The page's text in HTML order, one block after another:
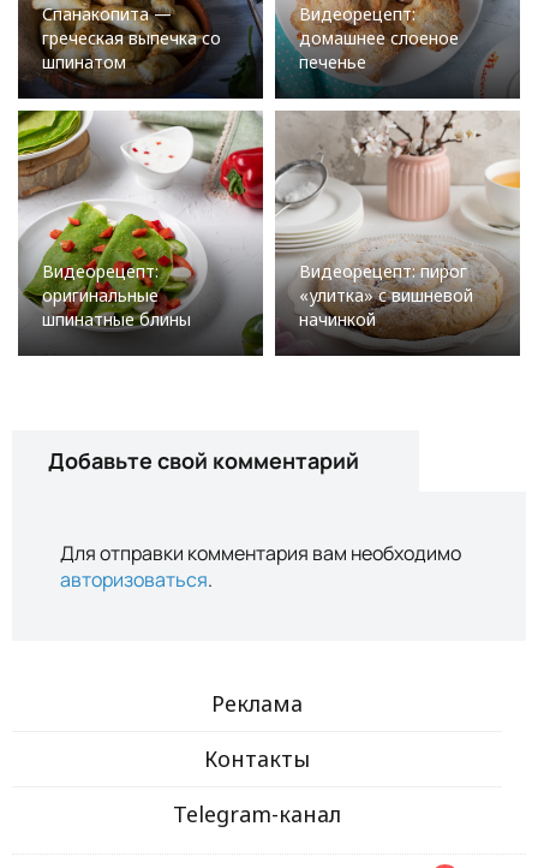
Спанакопита —
греческая выпечка со
шпинатом
Видеорецепт:
домашнее слоеное
печенье
Видеорецепт:
оригинальные
шпинатные блины
Видеорецепт: пирог
«улитка» с вишневой
начинкой
Добавьте свой комментарий
Для отправки комментария вам необходимо
авторизоваться.
Реклама
Контакты
Telegram-канал